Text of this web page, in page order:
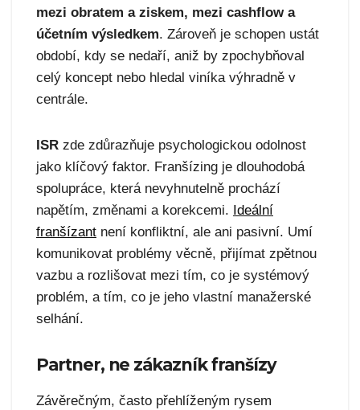
mezi obratem a ziskem, mezi cashflow a
účetním výsledkem. Zároveň je schopen ustát
období, kdy se nedaří, aniž by zpochybňoval
celý koncept nebo hledal viníka výhradně v
centrále.
ISR zde zdůrazňuje psychologickou odolnost
jako klíčový faktor. Franšízing je dlouhodobá
spolupráce, která nevyhnutelně prochází
napětím, změnami a korekcemi. Ideální
franšízant není konfliktní, ale ani pasivní. Umí
komunikovat problémy věcně, přijímat zpětnou
vazbu a rozlišovat mezi tím, co je systémový
problém, a tím, co je jeho vlastní manažerské
selhání.
Partner, ne zákazník franšízy
Závěrečným, často přehlíženým rysem